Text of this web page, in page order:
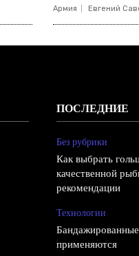
Армия Евгений
ПОСЛЕДНИЕ
Без рубрики
Как выбрать
качественной
рекомендации
Технологии
применяются